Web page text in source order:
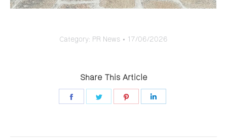
Category: PR News 17/06/2026
Share This Article
Share
Share
Share